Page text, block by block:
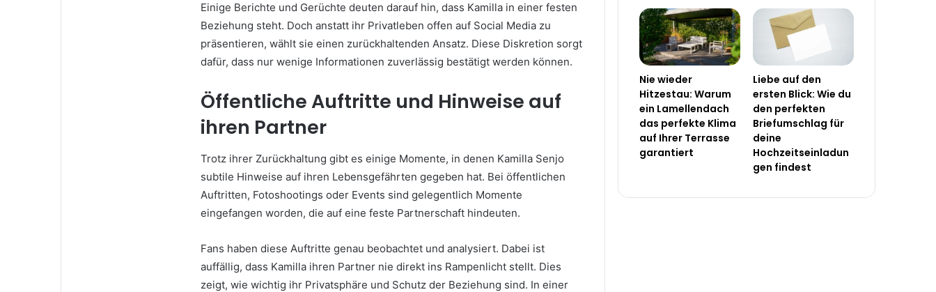
Einige Berichte und Gerüchte deuten darauf hin, dass Kamilla in einer festen
Beziehung steht. Doch anstatt ihr Privatleben offen auf Social Media zu
präsentieren, wählt sie einen zurückhaltenden Ansatz. Diese Diskretion sorgt
dafür, dass nur wenige Informationen zuverlässig bestätigt werden können.
Öffentliche Auftritte und Hinweise auf
ihren Partner
Trotz ihrer Zurückhaltung gibt es einige Momente, in denen Kamilla Senjo
subtile Hinweise auf ihren Lebensgefährten gegeben hat. Bei öffentlichen
Auftritten, Fotoshootings oder Events sind gelegentlich Momente
eingefangen worden, die auf eine feste Partnerschaft hindeuten.
Fans haben diese Auftritte genau beobachtet und analysiert. Dabei ist
auffällig, dass Kamilla ihren Partner nie direkt ins Rampenlicht stellt. Dies
zeigt, wie wichtig ihr Privatsphäre und Schutz der Beziehung sind. In einer
Nie wieder
Hitzestau: Warum
ein Lamellendach
das perfekte Klima
auf Ihrer Terrasse
garantiert
Liebe auf den
ersten Blick: Wie du
den perfekten
Briefumschlag für
deine
Hochzeitseinladun
gen findest